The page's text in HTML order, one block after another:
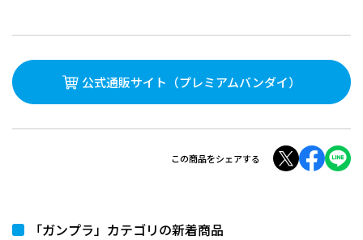
公式通販サイト （プレミアムバンダイ）
この商品をシェアする
「ガンプラ」カテゴリの新着商品